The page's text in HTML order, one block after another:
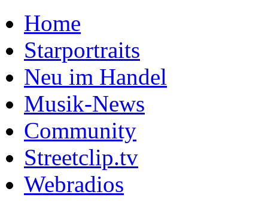
Home
Starportraits
Neu im Handel
Musik-News
Community
Streetclip.tv
Webradios